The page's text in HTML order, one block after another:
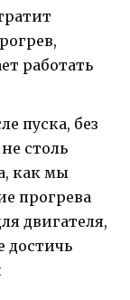
работать
пуска, без
столь
как мы
прогрева
двигателя,
достичь